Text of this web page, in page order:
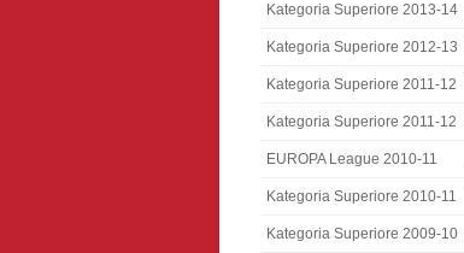
Kategoria Superiore 2013-14
Kategoria Superiore 2012-13
Kategoria Superiore 2011-12
Kategoria Superiore 2011-12
EUROPA League 2010-11
Kategoria Superiore 2010-11
Kategoria Superiore 2009-10